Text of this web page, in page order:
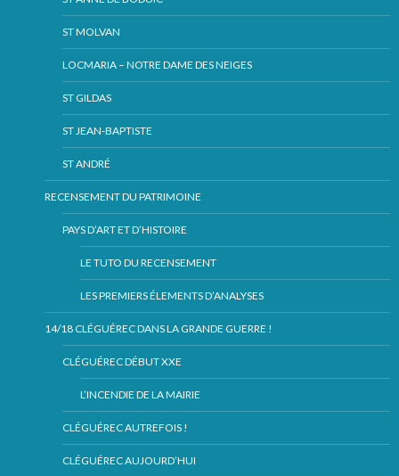
ST MOLVAN
LOCMARIA – NOTRE DAME DES NEIGES
ST GILDAS
ST JEAN-BAPTISTE
ST ANDRÉ
RECENSEMENT DU PATRIMOINE
PAYS D’ART ET D’HISTOIRE
LE TUTO DU RECENSEMENT
LES PREMIERS ÉLEMENTS D’ANALYSES
14/18 CLÉGUÉREC DANS LA GRANDE GUERRE !
CLÉGUÉREC DÉBUT XXE
L’INCENDIE DE LA MAIRIE
CLÉGUÉREC AUTREFOIS !
CLÉGUÉREC AUJOURD’HUI